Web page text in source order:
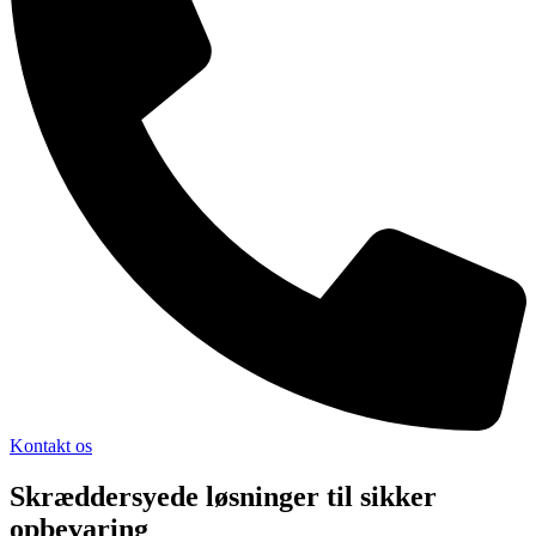
Kontakt os
Skræddersyede løsninger til sikker
opbevaring